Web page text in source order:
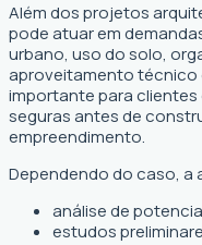
Além dos projetos
pode atuar em
urbano, uso do solo,
aproveitamento técnico
importante para
seguras antes de
empreendimento.
Dependendo do caso, a
análise de
estudos